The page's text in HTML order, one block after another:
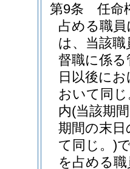
第9条
任命
占める職
は、当該
督職に係
日以後に
おいて同じ
内(当該期
期間の末
て同じ。)
を占める